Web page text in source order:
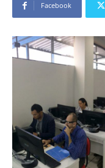
Facebook